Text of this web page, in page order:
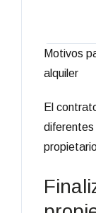
Motivos
alquiler
El